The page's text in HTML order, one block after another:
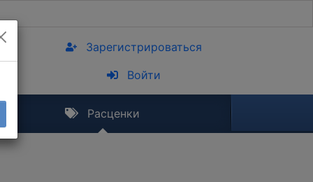
Зарегистрироваться
Войти
Расценки